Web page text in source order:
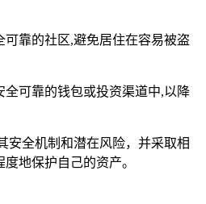
靠的社区,避免居住在容易被盗
可靠的钱包或投资渠道中,以降
安全机制和潜在风险，并采取相
地保护自己的资产。